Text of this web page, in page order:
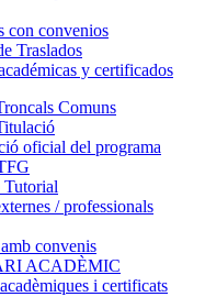
con convenios
Traslados
y certificados
Comuns
oficial del programa
Tutorial
/ professionals
convenis
ACADÈMIC
i certificats